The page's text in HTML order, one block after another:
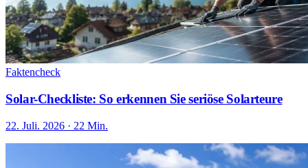
Faktencheck
Solar-Checkliste: So erkennen Sie seriöse Solarteure
22. Juli. 2026 · 22 Min.